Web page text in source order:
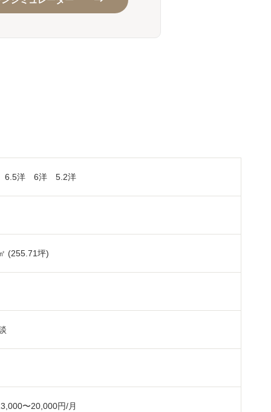
6.5洋 6洋 5.2洋
(255.71坪)
〜20,000円/月